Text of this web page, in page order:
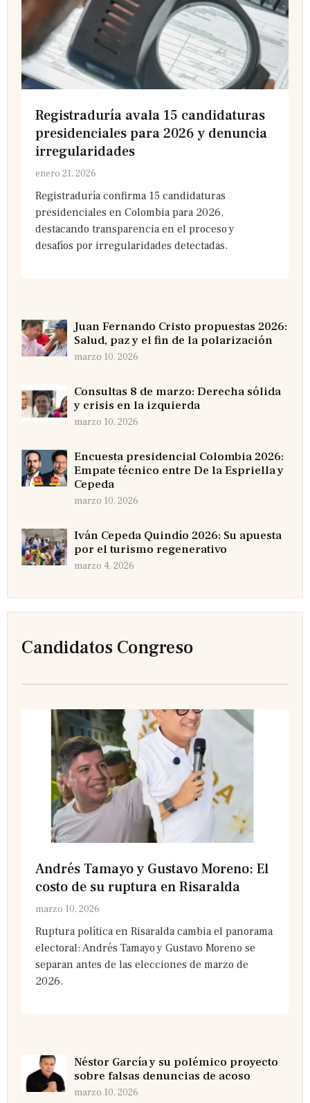
Registraduría avala 15 candidaturas
presidenciales para 2026 y denuncia
irregularidades
enero 21, 2026
Registraduría confirma 15 candidaturas
presidenciales en Colombia para 2026,
destacando transparencia en el proceso y
desafíos por irregularidades detectadas.
Juan Fernando Cristo propuestas 2026:
Salud, paz y el fin de la polarización
marzo 10, 2026
Consultas 8 de marzo: Derecha sólida
y crisis en la izquierda
marzo 10, 2026
Encuesta presidencial Colombia 2026:
Empate técnico entre De la Espriella y
Cepeda
marzo 10, 2026
Iván Cepeda Quindío 2026: Su apuesta
por el turismo regenerativo
marzo 4, 2026
Candidatos Congreso
Andrés Tamayo y Gustavo Moreno: El
costo de su ruptura en Risaralda
marzo 10, 2026
Ruptura política en Risaralda cambia el panorama
electoral: Andrés Tamayo y Gustavo Moreno se
separan antes de las elecciones de marzo de
2026.
Néstor García y su polémico proyecto
sobre falsas denuncias de acoso
marzo 10, 2026